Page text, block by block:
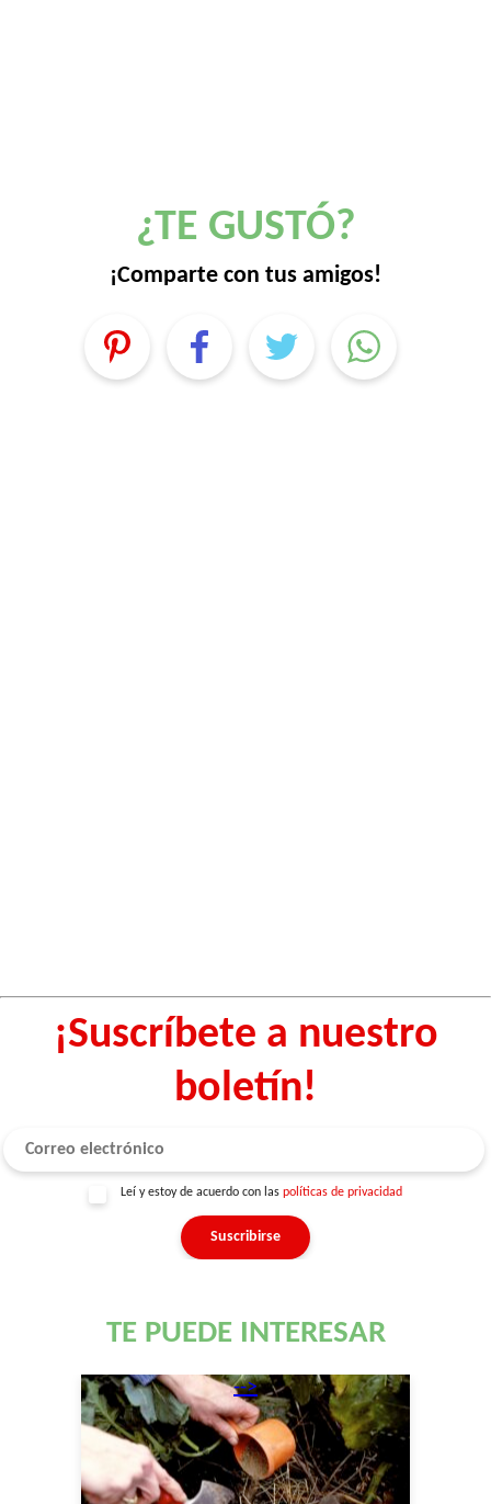
¿TE GUSTÓ?
¡Comparte con tus amigos!
¡Suscríbete a nuestro
boletín!
Leí y estoy de acuerdo con las políticas de privacidad
TE PUEDE INTERESAR
-->